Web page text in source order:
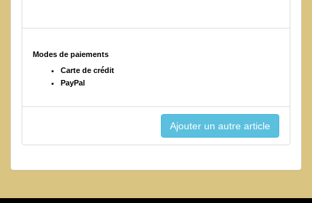
Modes de paiements
Carte de crédit
PayPal